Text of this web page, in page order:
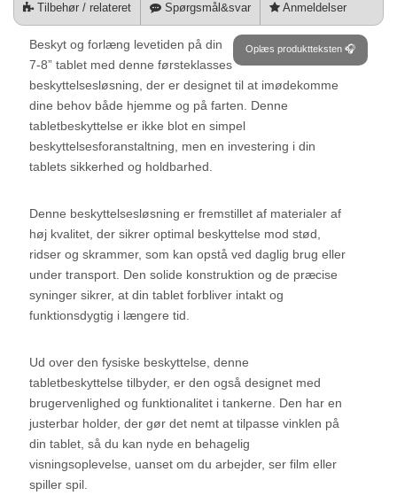
Tilbehør / relateret Spørgsmål&svar Anmeldelser
Oplæs produktteksten 🎧
Beskyt og forlæng levetiden på din
7-8” tablet med denne førsteklasses
beskyttelsesløsning, der er designet til at imødekomme
dine behov både hjemme og på farten. Denne
tabletbeskyttelse er ikke blot en simpel
beskyttelsesforanstaltning, men en investering i din
tablets sikkerhed og holdbarhed.
Denne beskyttelsesløsning er fremstillet af materialer af
høj kvalitet, der sikrer optimal beskyttelse mod stød,
ridser og skrammer, som kan opstå ved daglig brug eller
under transport. Den solide konstruktion og de præcise
syninger sikrer, at din tablet forbliver intakt og
funktionsdygtig i længere tid.
Ud over den fysiske beskyttelse, denne
tabletbeskyttelse tilbyder, er den også designet med
brugervenlighed og funktionalitet i tankerne. Den har en
justerbar holder, der gør det nemt at tilpasse vinklen på
din tablet, så du kan nyde en behagelig
visningsoplevelse, uanset om du arbejder, ser film eller
spiller spil.